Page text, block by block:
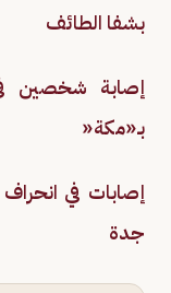
بشفا الطائف
إصابة شخصين
بـ«مكة«
إصابات في
جدة